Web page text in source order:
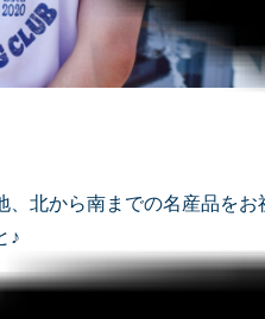
、北から南までの名産品を
♪